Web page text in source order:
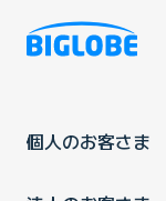
個人のお客さま